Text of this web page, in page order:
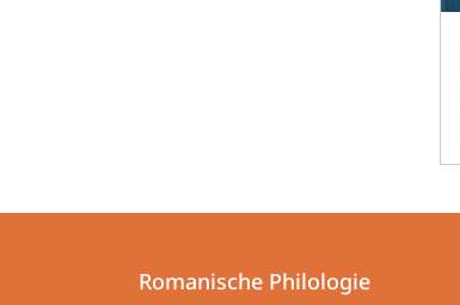
Kontaktinformationen
Romanische Philologie